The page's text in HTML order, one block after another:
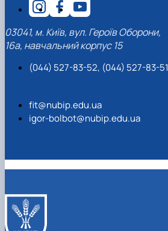
03041, м. Київ, вул. Героїв Оборони,
16а, навчальний корпус 15
(044) 527-83-52, (044) 527-83-51
fit@nubip.edu.ua
igor-bolbot@nubip.edu.ua